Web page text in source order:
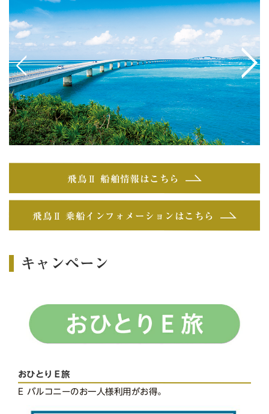
< >
飛鳥Ⅱ 船舶情報はこちら
飛鳥Ⅱ 乗船インフォメーションはこちら
キャンペーン
おひとりＥ旅
E バルコニーのお一人様利用がお得。